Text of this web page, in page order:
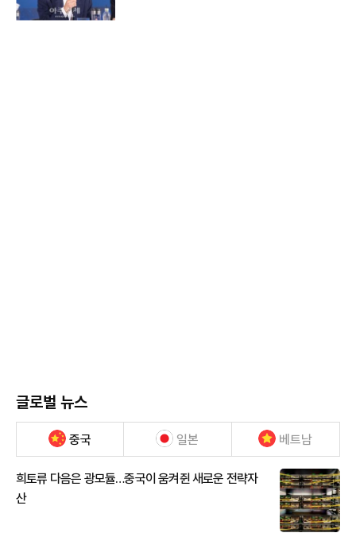
글로벌 뉴스
중국 일본 베트남
희토류 다음은 광모듈…중국이 움켜쥔 새로운 전략자
산